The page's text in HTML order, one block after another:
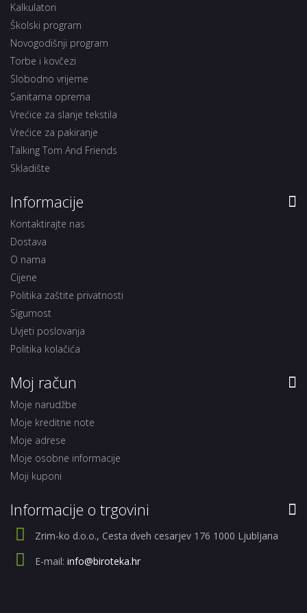
Kalkulatori
Školski program
Novogodišnji program
Torbe i kovčezi
Slobodno vrijeme
Sanitarna oprema
Vrećice za slanje tekstila
Vrećice za pakiranje
Talking Tom And Friends
Skladište
Informacije
Kontaktirajte nas
Dostava
O nama
Cijene
Politika zaštite privatnosti
Sigurnost
Uvjeti poslovanja
Politika kolačića
Moj račun
Moje narudžbe
Moje kreditne note
Moje adrese
Moje osobne informacije
Moji kuponi
Informacije o trgovini
Zrim-ko d.o.o., Cesta dveh cesarjev 176 1000 Ljubljana
E-mail: info@biroteka.hr